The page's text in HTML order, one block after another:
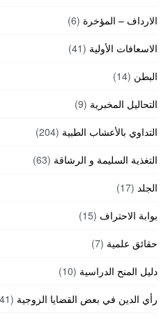
الارداف – المؤخرة (6)
الاسعافات الأولية (41)
البطن (14)
التحاليل المخبرية (9)
التداوي بالأعشاب الطبية (204)
التغذية السليمة و الرشاقة (63)
الجلد (17)
بوابة الاحتراف (15)
حقائق علمية (7)
دليل المنح الدراسية (10)
رأي الدين في بعض القضايا الزوجية (41)